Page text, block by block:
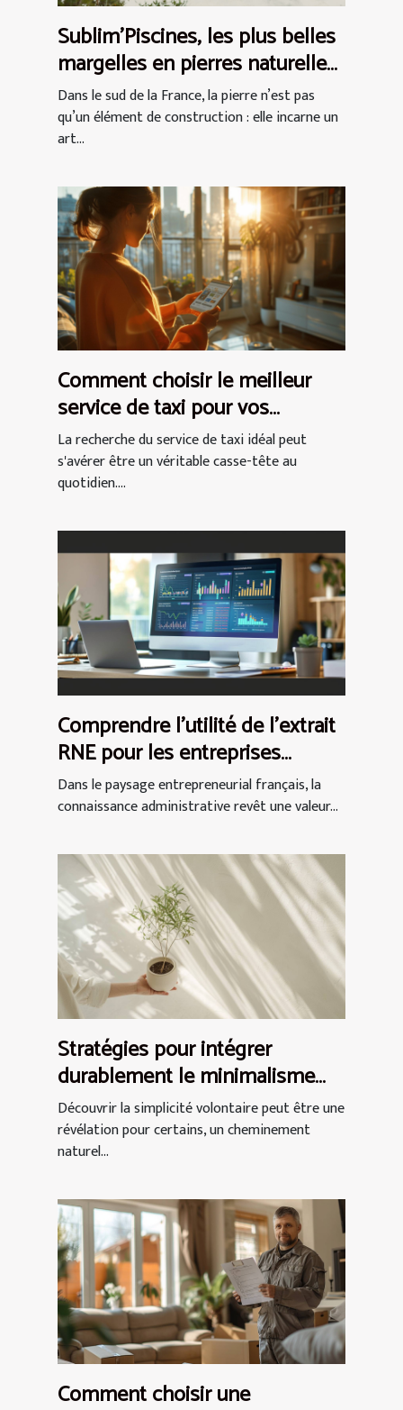
Sublim’Piscines, les plus belles
margelles en pierres naturelles
du Var
Dans le sud de la France, la pierre n’est pas
qu’un élément de construction : elle incarne un
art...
Comment choisir le meilleur
service de taxi pour vos
déplacements quotidiens
La recherche du service de taxi idéal peut
s'avérer être un véritable casse-tête au
quotidien....
Comprendre l'utilité de l'extrait
RNE pour les entreprises
françaises
Dans le paysage entrepreneurial français, la
connaissance administrative revêt une valeur...
Stratégies pour intégrer
durablement le minimalisme
dans son quotidien
Découvrir la simplicité volontaire peut être une
révélation pour certains, un cheminement
naturel...
Comment choisir une